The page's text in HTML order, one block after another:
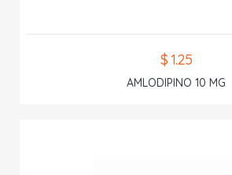
$ 1.25
AMLODIPINO 10 MG